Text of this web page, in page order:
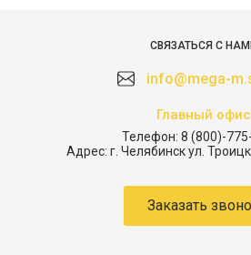
СВЯЗАТЬСЯ С
info@mega-
Главный офис
Телефон: 8 (800)-
Адрес: г. Челябинск ул.
Заказать